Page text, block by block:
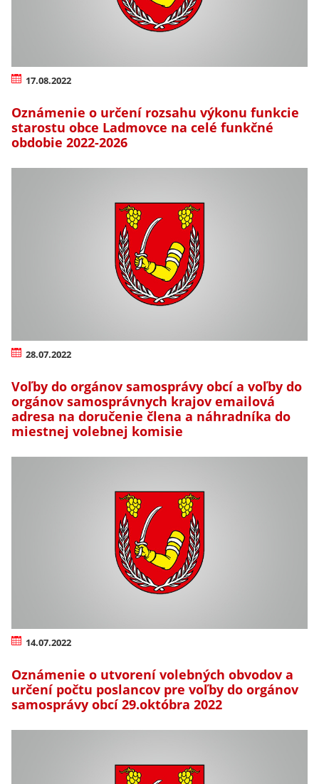
17.08.2022
Oznámenie o určení rozsahu výkonu funkcie
starostu obce Ladmovce na celé funkčné
obdobie 2022-2026
28.07.2022
Voľby do orgánov samosprávy obcí a voľby do
orgánov samosprávnych krajov emailová
adresa na doručenie člena a náhradníka do
miestnej volebnej komisie
14.07.2022
Oznámenie o utvorení volebných obvodov a
určení počtu poslancov pre voľby do orgánov
samosprávy obcí 29.októbra 2022